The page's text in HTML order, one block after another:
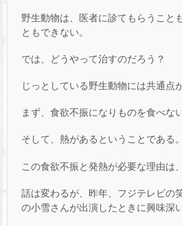
野生動物は、医者に診てもらうこと
ともできない。
では、どうやって治すのだろう？
じっとしている野生動物には共通点
まず、食欲不振になりものを食べない
そして、熱があるということである。
この食欲不振と発熱が必要な理由は
話は変わるが、昨年、フジテレビの
の小雪さんが出演したときに興味深